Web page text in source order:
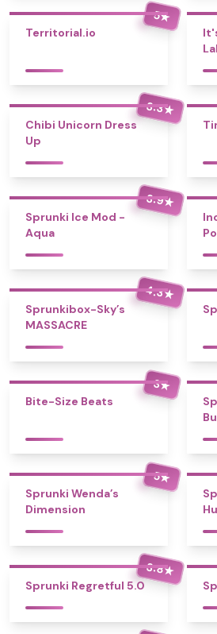
5★
Territorial.io
3.3★
Chibi Unicorn Dress
Up
3.9★
Sprunki Ice Mod -
Aqua
4.3★
Sprunkibox-Sky’s
MASSACRE
3★
Bite-Size Beats
5★
Sprunki Wenda’s
Dimension
3.8★
Sprunki Regretful 5.0